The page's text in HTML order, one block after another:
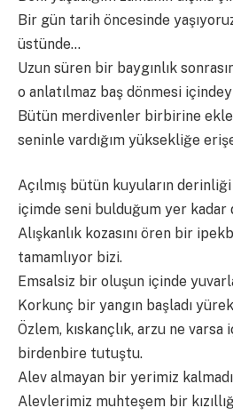
Bir gün tarih öncesinde
üstünde…
Uzun süren bir baygınlık
o anlatılmaz baş dönmesi
Bütün merdivenler birbirine
seninle vardığım yüksekliğe
Açılmış bütün kuyuların derinliği
içimde seni bulduğum yer
Alışkanlık kozasını ören bir
tamamlıyor bizi.
Emsalsiz bir oluşun içinde
Korkunç bir yangın başladı
Özlem, kıskançlık, arzu ne varsa
birdenbire tutuştu.
Alev almayan bir yerimiz
Alevlerimiz muhteşem bir